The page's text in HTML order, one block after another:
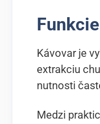
Kávovar je
extrakciu
nutnosti
Medzi